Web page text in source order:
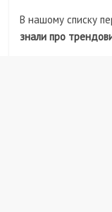
В нашому списку
знали про